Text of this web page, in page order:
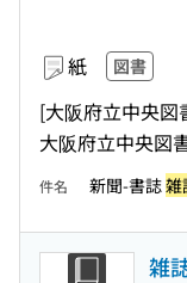
紙 図書
[大阪府立中央図
大阪府立中央図
件名 新聞-書誌雑
雑